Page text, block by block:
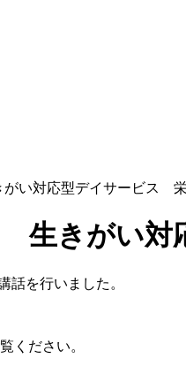
い対応型デイサービス
生きがい対
話を行いました。
ください。